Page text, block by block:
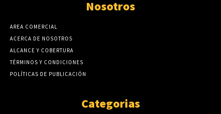
Nosotros
AREA COMERCIAL
ACERCA DE NOSOTROS
ALCANCE Y COBERTURA
TÉRMINOS Y CONDICIONES
POLÍTICAS DE PUBLICACIÓN
Categorias